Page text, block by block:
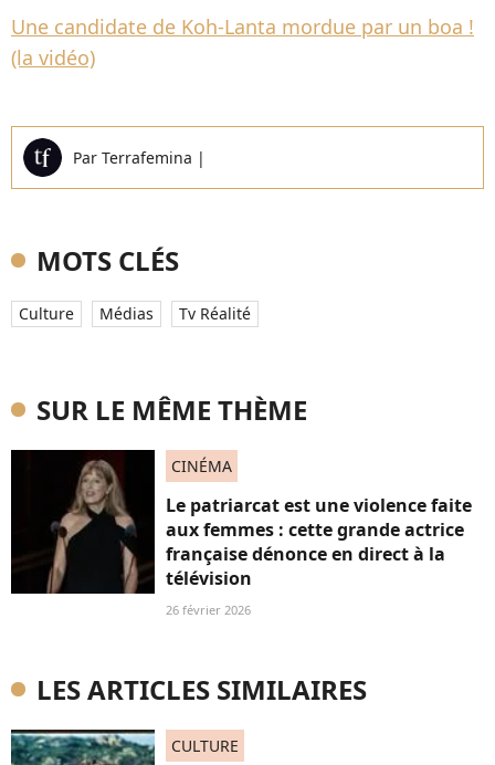
Une candidate de Koh-Lanta mordue par un boa !
(la vidéo)
Par Terrafemina |
MOTS CLÉS
Culture Médias Tv Réalité
SUR LE MÊME THÈME
CINÉMA
Le patriarcat est une violence faite
aux femmes : cette grande actrice
française dénonce en direct à la
télévision
26 février 2026
LES ARTICLES SIMILAIRES
CULTURE